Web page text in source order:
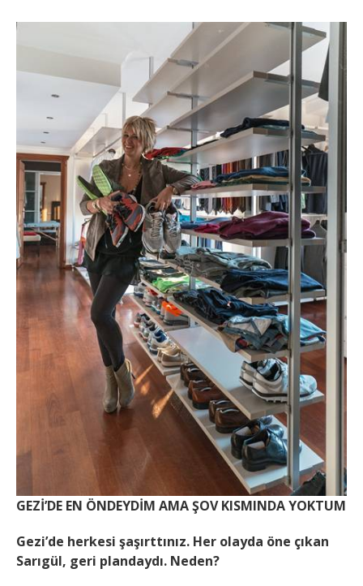
GEZİ’DE EN ÖNDEYDİM AMA ŞOV KISMINDA YOKTUM
Gezi’de herkesi şaşırttınız. Her olayda öne çıkan
Sarıgül, geri plandaydı. Neden?